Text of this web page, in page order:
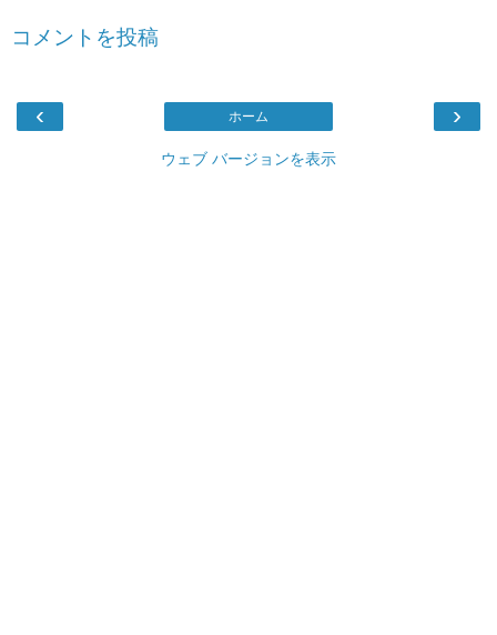
コメントを投稿
‹ ›
ホーム
ウェブ バージョンを表示